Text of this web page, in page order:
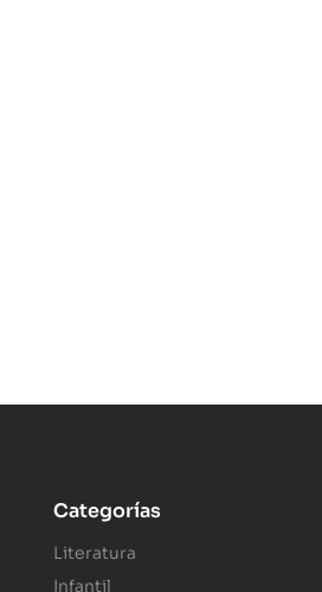
Categorías
Literatura
Infantil